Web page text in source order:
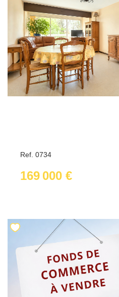
Ref. 0734
169 000 €